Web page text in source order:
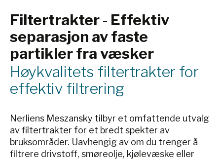
Filtertrakter - Effektiv
separasjon av faste
partikler fra væsker
Høykvalitets filtertrakter for
effektiv filtrering
Nerliens Meszansky tilbyr et omfattende utvalg
av filtertrakter for et bredt spekter av
bruksområder. Uavhengig av om du trenger å
filtrere drivstoff, smøreolje, kjølevæske eller